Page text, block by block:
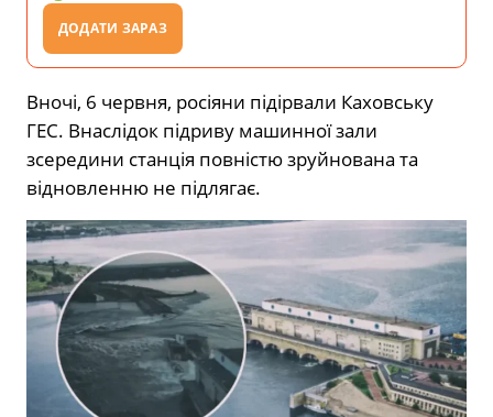
ДОДАТИ ЗАРАЗ
Вночі, 6 червня, росіяни підірвали Каховську
ГЕС. Внаслідок підриву машинної зали
зсередини станція повністю зруйнована та
відновленню не підлягає.